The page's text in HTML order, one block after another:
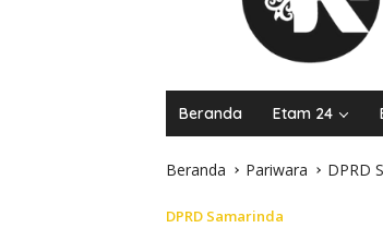
Beranda Etam 24
Beranda Pariwara DPRD
DPRD Samarinda